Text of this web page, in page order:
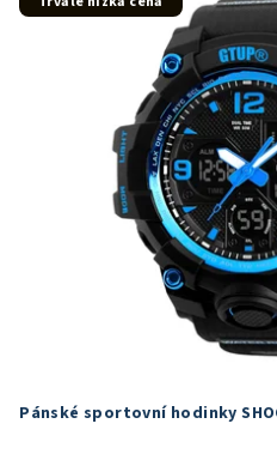
Pánské sportovní hodinky